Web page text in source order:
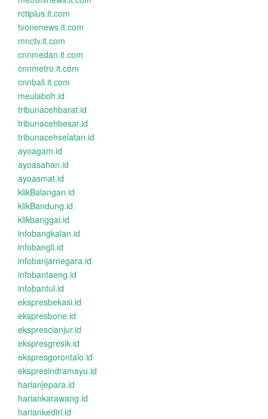
rctiplus.it.com
tvonenews.it.com
mnctv.it.com
cnnmedan.it.com
cnnmetro.it.com
cnnbali.it.com
meulaboh.id
tribunacehbarat.id
tribunacehbesar.id
tribunacehselatan.id
ayoagam.id
ayoasahan.id
ayoasmat.id
klikBalangan.id
klikBandung.id
klikbanggai.id
infobangkalan.id
infobangli.id
infobanjarnegara.id
infobantaeng.id
infobantul.id
ekspresbekasi.id
ekspresbone.id
eksprescianjur.id
ekspresgresik.id
ekspresgorontalo.id
ekspresindramayu.id
harianjepara.id
hariankarawang.id
hariankediri.id